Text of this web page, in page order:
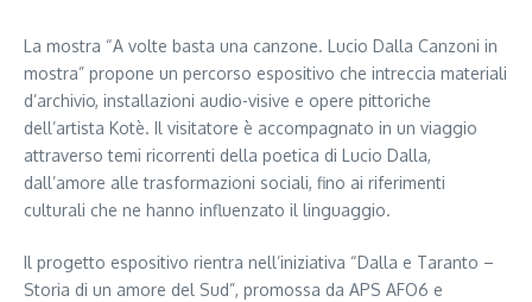
La mostra “A volte basta una canzone. Lucio Dalla Canzoni in
mostra” propone un percorso espositivo che intreccia materiali
d’archivio, installazioni audio-visive e opere pittoriche
dell’artista Kotè. Il visitatore è accompagnato in un viaggio
attraverso temi ricorrenti della poetica di Lucio Dalla,
dall’amore alle trasformazioni sociali, fino ai riferimenti
culturali che ne hanno influenzato il linguaggio.
Il progetto espositivo rientra nell’iniziativa “Dalla e Taranto –
Storia di un amore del Sud”, promossa da APS AFO6 e